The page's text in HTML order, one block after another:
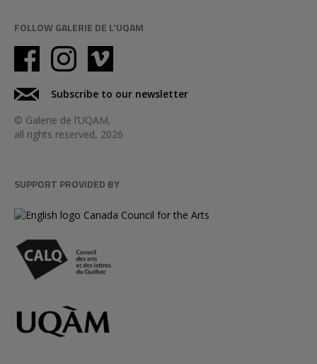
FOLLOW GALERIE DE L'UQAM
Subscribe to our newsletter
© Galerie de l’UQAM,
all rights reserved, 2026
SUPPORT PROVIDED BY